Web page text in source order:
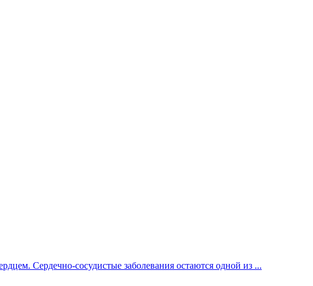
Сердечно-сосудистые заболевания остаются одной из ...